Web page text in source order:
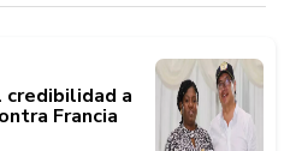
a
Francia